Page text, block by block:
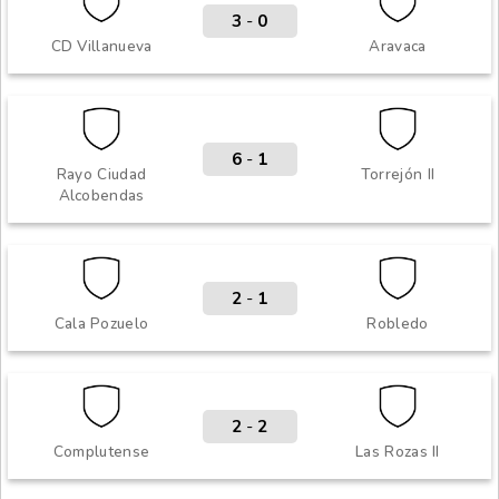
CD Villanueva Aravaca
3 - 0
Rayo Ciudad
Alcobendas
Torrejón II
6 - 1
Cala Pozuelo Robledo
2 - 1
Complutense Las Rozas II
2 - 2